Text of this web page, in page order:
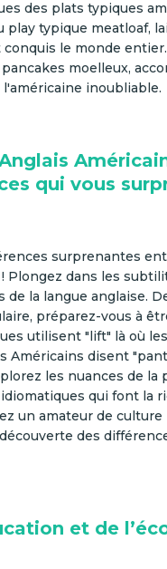
des plats typiques
play typique meatloaf,
le monde
moelleux,
inoubliable.
qui vous
surprenantes
Plongez dans les
la langue anglaise.
préparez-vous à
utilisent "lift" là où
Américains disent
les nuances de la
qui font la
un amateur de
des
et de